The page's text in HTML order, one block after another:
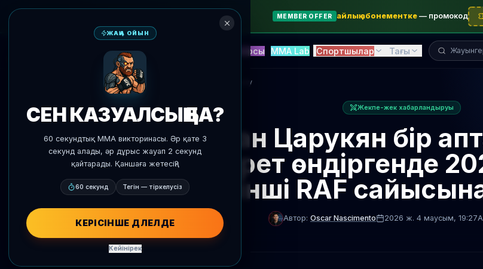
MEMBER OFFER айлық абонементке — промокод
ЖИ Болжамдар Блиц Қарсы MMA Lab Спортшылар Тағы Жауынгерді
Жаңалықтарға оралу
Жекпе-жек хабарландыруы
Арман Царукян бір
екі рет өндіргенде
сегізінші RAF
Автор: Oscar Nascimento 2026 ж. 4 маусым, 19:27
ЖАҢА ОЙЫН
СЕН КАЗУАЛСЫҢ БА?
60 секундтық MMA викторинасы. Әр қате 3
секунд алады, әр дұрыс жауап 2 секунд
қайтарады. Қаншаға жетесің?
60 секунд Тегін — тіркелусіз
КЕРІСІНШЕ ДӘЛЕЛДЕ
Кейінірек